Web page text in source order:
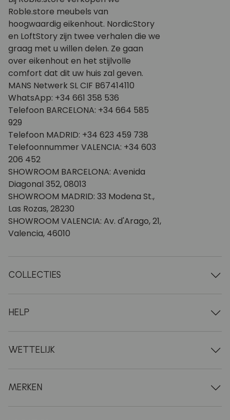
Roble.store meubels van
hoogwaardig eikenhout. NordicStory
en LoftStory zijn twee verhalen die we
graag met u willen delen. Ze gaan
over eikenhout en het stijlvolle
comfort dat dit uw huis zal geven.
MANS Netwerk SL CIF B67414110
WhatsApp: +34 661 358 536
Telefoon BARCELONA: +34 664 585
929
Telefoon MADRID: +34 623 459 738
Telefoonnummer VALENCIA: +34 603
206 452
SHOWROOM BARCELONA: Avenida
Diagonal 352, 08013
SHOWROOM MADRID: 33 Modena St.,
Las Rozas, 28230
SHOWROOM VALENCIA: Av. d'Arago, 21,
Valencia, 46010
COLLECTIES
Houten tafels
Uitschuifbare tafels
Houten stoelen
Houten ladekasten
Houten bedden
HELP
Wie we zijn
Leveringsvoorwaarden
Professionals
FAQ
WETTELIJK
Betalingswijzen
Privacybeleid
MERKEN
NordicStory